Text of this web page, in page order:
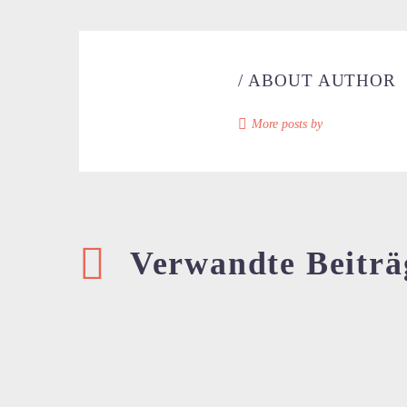
/ ABOUT AUTHOR
More posts by
Verwandte